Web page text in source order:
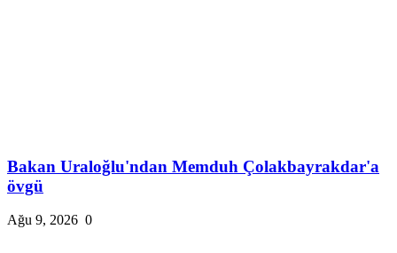
Bakan Uraloğlu'ndan Memduh Çolakbayrakdar'a
övgü
Ağu 9, 2026 0